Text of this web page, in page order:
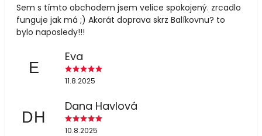
Sem s tímto obchodem jsem velice spokojený. zrcadlo
funguje jak má ;) Akorát doprava skrz Balíkovnu? to
bylo naposledy!!!
E
Eva
11.8.2025
DH
Dana Havlová
10.8.2025